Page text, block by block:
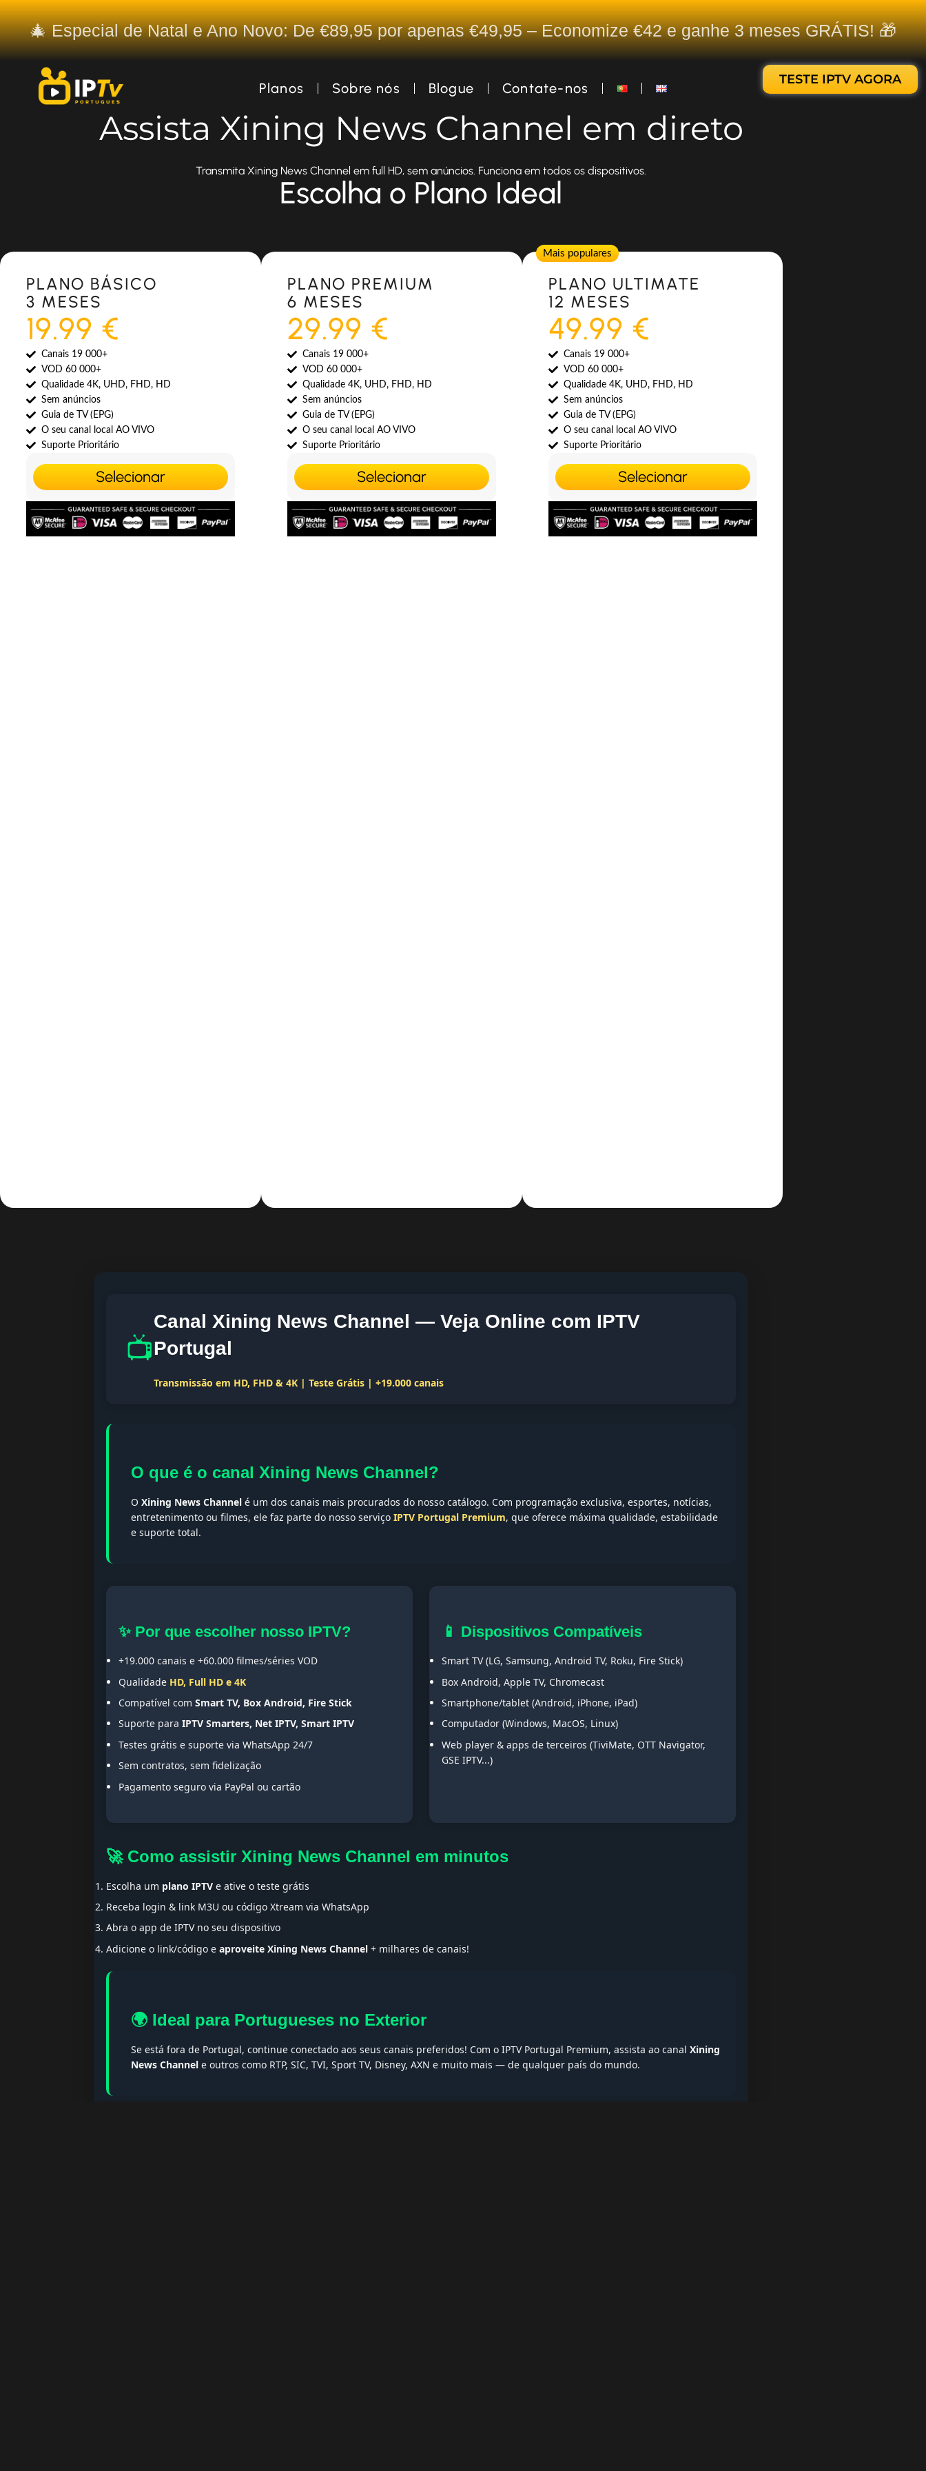
🎄 Especial de Natal e Ano Novo: De €89,95 por apenas €49,95 – Economize €42 e ganhe 3 meses GRÁTIS! 🎁
Planos Sobre nós Blogue Contate-nos
TESTE IPTV AGORA
Assista Xining News Channel em direto
Transmita Xining News Channel em full HD, sem anúncios. Funciona em todos os dispositivos.
Escolha o Plano Ideal
Most Popular
PLANO BÁSICO
3 MESES
19.99 €
Canais 19 000+
VOD 60 000+
Qualidade 4K, UHD, FHD, HD
Sem anúncios
Guia de TV (EPG)
O seu canal local AO VIVO
Suporte Prioritário
Selecionar
Most Popular
PLANO PREMIUM
6 MESES
29.99 €
Canais 19 000+
VOD 60 000+
Qualidade 4K, UHD, FHD, HD
Sem anúncios
Guia de TV (EPG)
O seu canal local AO VIVO
Suporte Prioritário
Selecionar
Mais populares
PLANO ULTIMATE
12 MESES
49.99 €
Canais 19 000+
VOD 60 000+
Qualidade 4K, UHD, FHD, HD
Sem anúncios
Guia de TV (EPG)
O seu canal local AO VIVO
Suporte Prioritário
Selecionar
📺
Canal Xining News Channel — Veja Online com IPTV
Portugal
Transmissão em HD, FHD & 4K | Teste Grátis | +19.000 canais
O que é o canal Xining News Channel?
O Xining News Channel é um dos canais mais procurados do nosso catálogo. Com programação exclusiva, esportes, notícias,
entretenimento ou filmes, ele faz parte do nosso serviço IPTV Portugal Premium, que oferece máxima qualidade, estabilidade
e suporte total.
✨ Por que escolher nosso IPTV?
+19.000 canais e +60.000 filmes/séries VOD
Qualidade HD, Full HD e 4K
Compatível com Smart TV, Box Android, Fire Stick
Suporte para IPTV Smarters, Net IPTV, Smart IPTV
Testes grátis e suporte via WhatsApp 24/7
Sem contratos, sem fidelização
Pagamento seguro via PayPal ou cartão
📱 Dispositivos Compatíveis
Smart TV (LG, Samsung, Android TV, Roku, Fire Stick)
Box Android, Apple TV, Chromecast
Smartphone/tablet (Android, iPhone, iPad)
Computador (Windows, MacOS, Linux)
Web player & apps de terceiros (TiviMate, OTT Navigator,
GSE IPTV...)
🚀 Como assistir Xining News Channel em minutos
Escolha um plano IPTV e ative o teste grátis
Receba login & link M3U ou código Xtream via WhatsApp
Abra o app de IPTV no seu dispositivo
Adicione o link/código e aproveite Xining News Channel + milhares de canais!
🌍 Ideal para Portugueses no Exterior
Se está fora de Portugal, continue conectado aos seus canais preferidos! Com o IPTV Portugal Premium, assista ao canal Xining
News Channel e outros como RTP, SIC, TVI, Sport TV, Disney, AXN e muito mais — de qualquer país do mundo.